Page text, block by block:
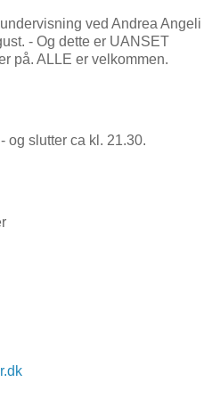
ved Andrea Angeli
- Og dette er UANSET
på. ALLE er velkommen.
og slutter ca kl. 21.30.